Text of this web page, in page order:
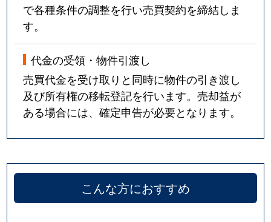
吉野
1,500万円 野田(ＪＲ) 徒歩8分
吉野
1,500万円 野田(ＪＲ) 徒歩8分
吉野
2,100万円 野田(ＪＲ) 徒歩7分
吉野
1,600万円 野田(ＪＲ) 徒歩7分
吉野
3,100万円 野田(阪神) 徒歩4分
吉野
2,000万円 野田阪神 徒歩3分
で各種条件の調整を行い売買契約を締結しま
す。
代金の受領・物件引渡し
売買代金を受け取りと同時に物件の引き渡し
及び所有権の移転登記を行います。売却益が
ある場合には、確定申告が必要となります。
こんな方におすすめ